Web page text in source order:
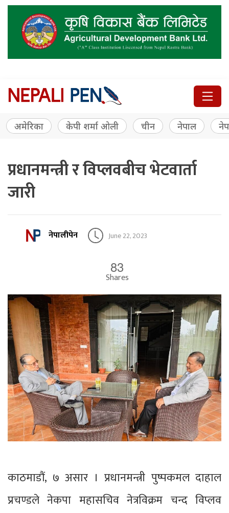
अमेरिका केपी शर्मा ओली चीन नेपाल
प्रधानमन्त्री र विप्लवबीच भेटवार्ता
जारी
नेपालीपेन June 22, 2023
83
Shares
काठमाडौं, ७ असार । प्रधानमन्त्री पुष्पकमल दाहाल
प्रचण्डले नेकपा महासचिव नेत्रविक्रम चन्द विप्लव